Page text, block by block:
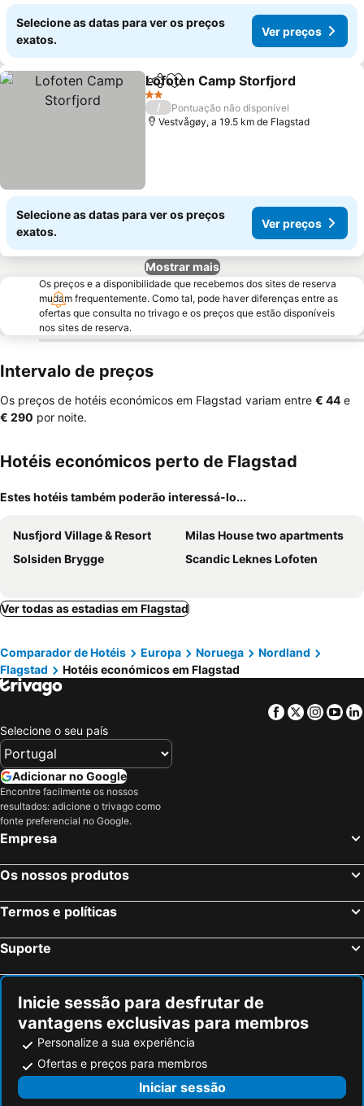
Selecione as datas para ver os preços
exatos.
Ver preços
PartilharAdicionar aos favoritos
Lofoten Camp Storfjord
2 Estrelas
/
Pontuação não disponível
Vestvågøy, a 19.5 km de Flagstad
Selecione as datas para ver os preços
exatos.
Ver preços
Mostrar mais
Os preços e a disponibilidade que recebemos dos sites de reserva
mudam frequentemente. Como tal, pode haver diferenças entre as
ofertas que consulta no trivago e os preços que estão disponíveis
nos sites de reserva.
Intervalo de preços
Os preços de hotéis económicos em Flagstad variam entre ‎€ 44 e
‎€ 290 por noite.
Hotéis económicos perto de Flagstad
Estes hotéis também poderão interessá-lo...
Nusfjord Village & Resort
Milas House two apartments
Solsiden Brygge
Scandic Leknes Lofoten
Ver todas as estadias em Flagstad
Comparador de Hotéis Europa Noruega
Nordland
Flagstad
Hotéis económicos em Flagstad
Facebook
Twitter
Selecione o seu país
Adicionar no Google
Encontre facilmente os nossos
resultados: adicione o trivago como
fonte preferencial no Google.
Empresa
Os nossos produtos
Termos e políticas
Suporte
Inicie sessão para desfrutar de
vantagens exclusivas para membros
Personalize a sua experiência
Ofertas e preços para membros
Iniciar sessão